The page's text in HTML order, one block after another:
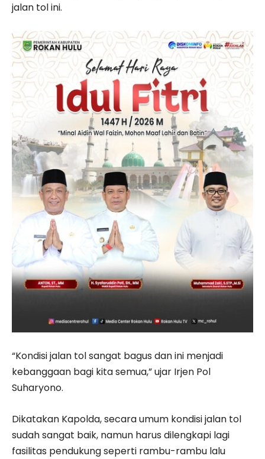
jalan tol ini.
“Kondisi jalan tol sangat bagus dan ini menjadi
kebanggaan bagi kita semua,” ujar Irjen Pol
Suharyono.
Dikatakan Kapolda, secara umum kondisi jalan tol
sudah sangat baik, namun harus dilengkapi lagi
fasilitas pendukung seperti rambu-rambu lalu